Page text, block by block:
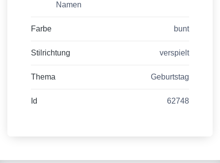
Namen
Farbe bunt
Stilrichtung verspielt
Thema Geburtstag
Id 62748